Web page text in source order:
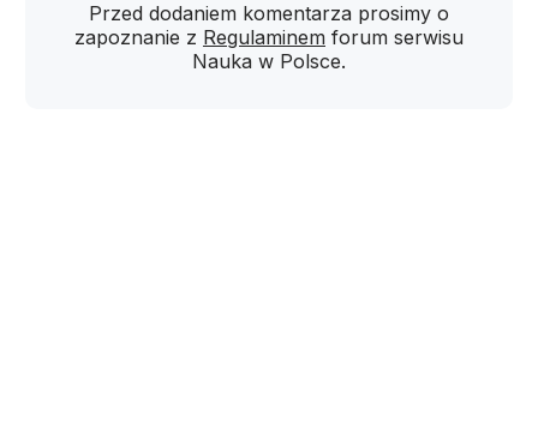
Przed dodaniem komentarza prosimy o
zapoznanie z Regulaminem forum serwisu
Nauka w Polsce.